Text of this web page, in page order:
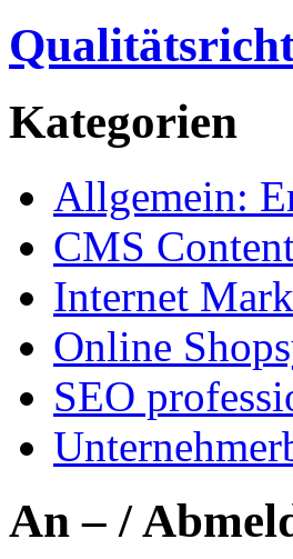
Kategorien
Allgemein:
CMS
Internet
Online
SEO
An – /